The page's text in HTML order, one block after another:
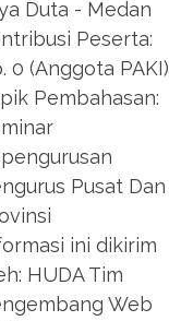
Duta - Medan
Peserta:
0 (Anggota PAKI)
Pembahasan:
Pusat Dan
ini dikirim
HUDA Tim
Web